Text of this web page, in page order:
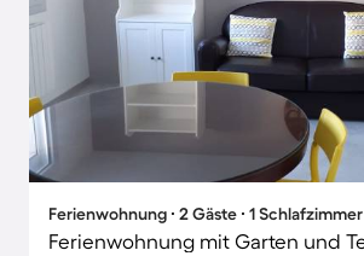
Ferienwohnung ∙ 2 Gäste ∙ 1 Schlafzimmer